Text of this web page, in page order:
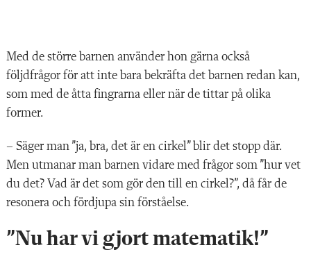
lägga fingrarna på också.
Hoppa-hoppa-sången
En lek som synliggör antal genom att förskolläraren är med och
golvet i samband med hoppandet. ”Hoppa på två” och ”hoppa på fyra”
kan förstärkas med att förskolläraren visar antalet med såväl fingrar
Räknesånger
Använd leksaks-elefanter, stanna upp i leken och förstärk antalet
med fingrar och ord. Med de minsta barnen kan det räcka att gå till
Med de större barnen använder hon gärna också
följdfrågor för att inte bara bekräfta det barnen redan kan,
som med de åtta fingrarna eller när de tittar på olika
former.
– Säger man ”ja, bra, det är en cirkel” blir det stopp där.
Men utmanar man barnen vidare med frågor som ”hur vet
du det? Vad är det som gör den till en cirkel?”, då får de
resonera och fördjupa sin förståelse.
”Nu har vi gjort matematik!”